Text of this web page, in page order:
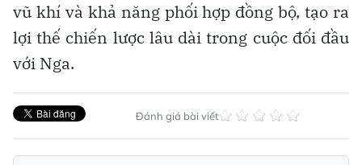
vũ khí và khả năng phối hợp đồng bộ, tạo ra
lợi thế chiến lược lâu dài trong cuộc đối đầu
với Nga.
Đánh giá bài viết